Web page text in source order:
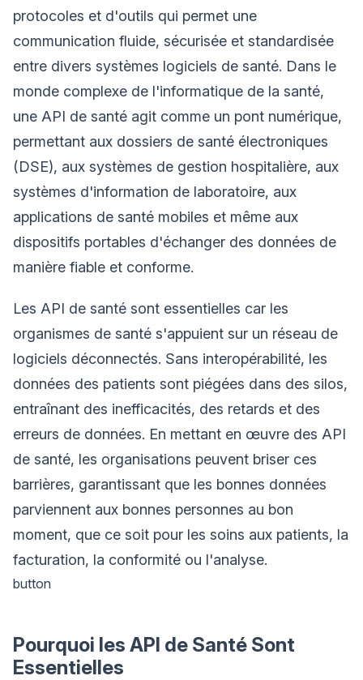
protocoles et d'outils qui permet une
communication fluide, sécurisée et standardisée
entre divers systèmes logiciels de santé. Dans le
monde complexe de l'informatique de la santé,
une API de santé agit comme un pont numérique,
permettant aux dossiers de santé électroniques
(DSE), aux systèmes de gestion hospitalière, aux
systèmes d'information de laboratoire, aux
applications de santé mobiles et même aux
dispositifs portables d'échanger des données de
manière fiable et conforme.
Les API de santé sont essentielles car les
organismes de santé s'appuient sur un réseau de
logiciels déconnectés. Sans interopérabilité, les
données des patients sont piégées dans des silos,
entraînant des inefficacités, des retards et des
erreurs de données. En mettant en œuvre des API
de santé, les organisations peuvent briser ces
barrières, garantissant que les bonnes données
parviennent aux bonnes personnes au bon
moment, que ce soit pour les soins aux patients, la
facturation, la conformité ou l'analyse.
button
Pourquoi les API de Santé Sont
Essentielles